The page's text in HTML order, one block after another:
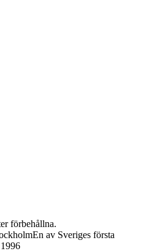
förbehållna.
En av Sveriges första